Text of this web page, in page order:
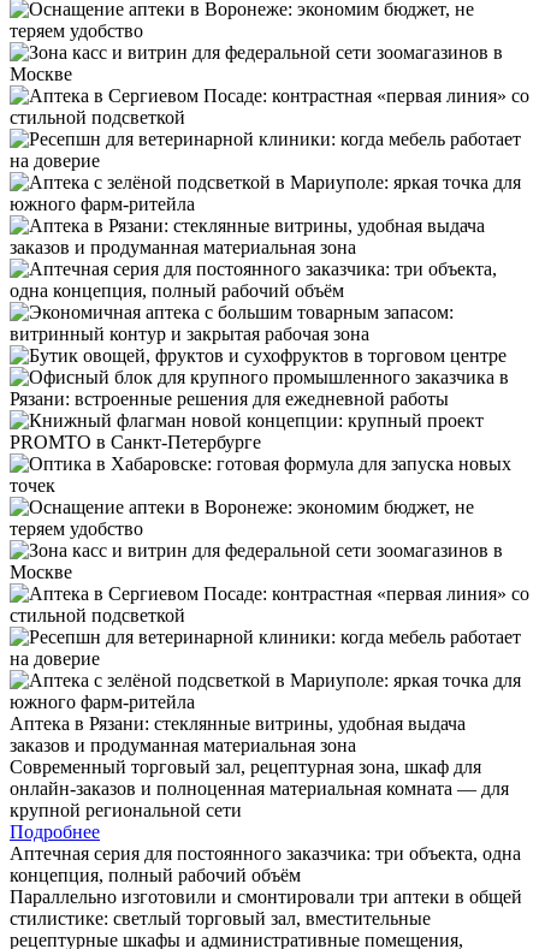
Аптека в Рязани: стеклянные витрины, удобная выдача
заказов и продуманная материальная зона
Современный торговый зал, рецептурная зона, шкаф для
онлайн-заказов и полноценная материальная комната — для
крупной региональной сети
Подробнее
Аптечная серия для постоянного заказчика: три объекта, одна
концепция, полный рабочий объём
Параллельно изготовили и смонтировали три аптеки в общей
стилистике: светлый торговый зал, вместительные
рецептурные шкафы и административные помещения,